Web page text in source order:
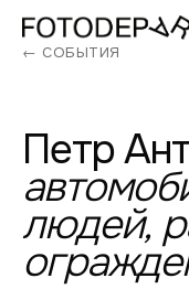
← СОБЫТИЯ
Петр
людей,